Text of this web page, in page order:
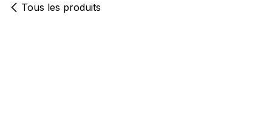
Tous les produits